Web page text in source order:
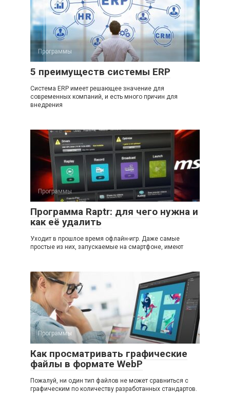
Программы
5 преимуществ системы ERP
Система ERP имеет решающее значение для
современных компаний, и есть много причин для
внедрения
Программы
Программа Raptr: для чего нужна и
как её удалить
Уходит в прошлое время офлайн-игр. Даже самые
простые из них, запускаемые на смартфоне, имеют
Программы
Как просматривать графические
файлы в формате WebP
Пожалуй, ни один тип файлов не может сравниться с
графическим по количеству разработанных стандартов.